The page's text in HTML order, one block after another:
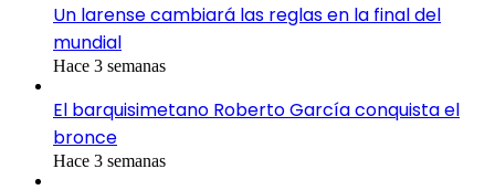
Un larense cambiará las reglas en la final del
mundial
Hace 3 semanas
El barquisimetano Roberto García conquista el
bronce
Hace 3 semanas